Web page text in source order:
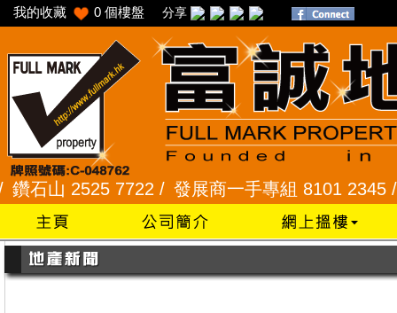
我的收藏 0 個樓盤 分享
山 2525 7722 /發展商一手專組 8101 2345 /采